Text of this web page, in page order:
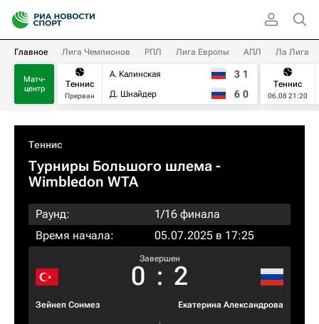
Главное Лига Чемпионов РПЛ Лига Европы АПЛ Ла Лига
Матч-
центр
Теннис
Прерван
А. Калинская
Д. Шнайдер
3 1
6 0
Теннис
06.08 21:20
Теннис
Турниры Большого шлема -
Wimbledon WTA
Раунд:
1/16 финала
Время начала:
05.07.2025 в 17:25
Зейнеп Сонмез
Завершен
0 : 2
Екатерина Александрова